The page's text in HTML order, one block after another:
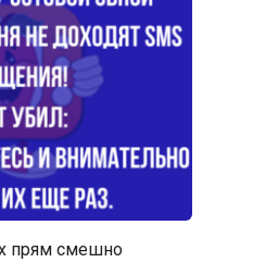
прям смешно